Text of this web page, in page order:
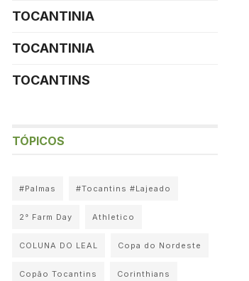
TOCANTINIA
TOCANTINIA
TOCANTINS
TÓPICOS
#Palmas #Tocantins #Lajeado
2° Farm Day Athletico
COLUNA DO LEAL Copa do Nordeste
Copão Tocantins Corinthians